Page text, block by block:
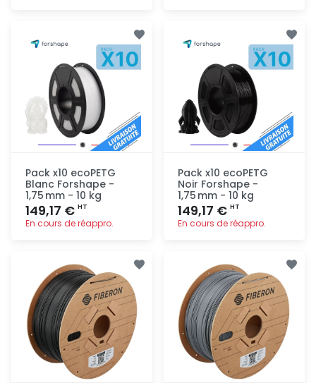
Pack x10 ecoPETG
Blanc Forshape -
1,75 mm - 10 kg
149,17 € HT
En cours de réappro.
rapide
Pack x10 ecoPETG
Noir Forshape -
1,75 mm - 10 kg
149,17 € HT
En cours de réappro.
rapide